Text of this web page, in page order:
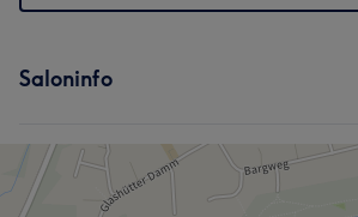
Saloninfo